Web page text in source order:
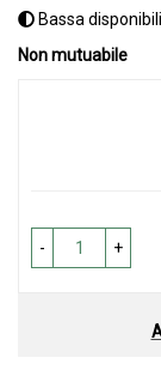
Bassa
Non mutuabile
- +